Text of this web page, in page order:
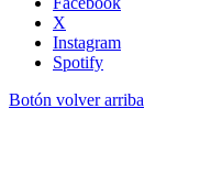
X
Instagram
Spotify
Botón volver arriba